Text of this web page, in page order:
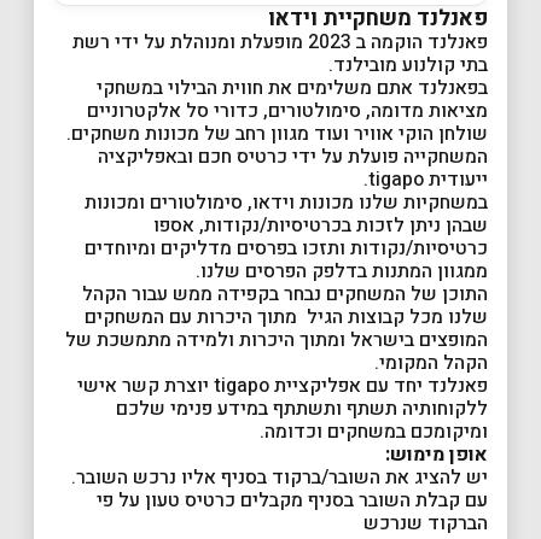
פאנלנד משחקיית וידאו
פאנלנד הוקמה ב 2023 מופעלת ומנוהלת על ידי רשת
בתי קולנוע מובילנד.
בפאנלנד אתם משלימים את חווית הבילוי במשחקי
מציאות מדומה, סימולטורים, כדורי סל אלקטרוניים
שולחן הוקי אוויר ועוד מגוון רחב של מכונות משחקים.
המשחקייה פועלת על ידי כרטיס חכם ובאפליקציה
ייעודית tigapo.
במשחקיות שלנו מכונות וידאו, סימולטורים ומכונות
שבהן ניתן לזכות בכרטיסיות/נקודות, אספו
כרטיסיות/נקודות ותזכו בפרסים מדליקים ומיוחדים
ממגוון המתנות בדלפק הפרסים שלנו.
התוכן של המשחקים נבחר בקפידה ממש עבור הקהל
שלנו מכל קבוצות הגיל מתוך היכרות עם המשחקים
המופצים בישראל ומתוך היכרות ולמידה מתמשכת של
הקהל המקומי.
פאנלנד יחד עם אפליקציית tigapo יוצרת קשר אישי
ללקוחותיה תשתף ותשתתף במידע פנימי שלכם
ומיקומכם במשחקים וכדומה.
אופן מימוש:
יש להציג את השובר/ברקוד בסניף אליו נרכש השובר.
עם קבלת השובר בסניף מקבלים כרטיס טעון על פי
הברקוד שנרכש